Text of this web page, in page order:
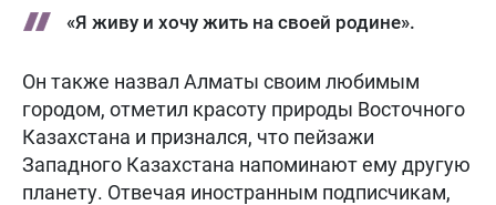
«Я живу и хочу жить на своей родине».
Он также назвал Алматы своим любимым
городом, отметил красоту природы Восточного
Казахстана и признался, что пейзажи
Западного Казахстана напоминают ему другую
планету. Отвечая иностранным подписчикам,